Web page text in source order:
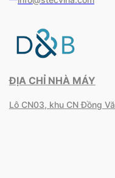
ĐỊA CHỈ NHÀ MÁY
Lô CN03, khu CN Đồng